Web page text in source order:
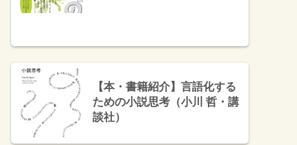
【本・書籍紹介】言語化する
ための小説思考（小川 哲・講
談社）